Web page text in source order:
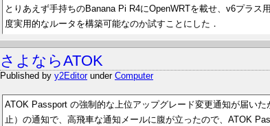
とりあえず手持ちのBanana Pi R4にOpenWRTを載せ、v6プラス
度実用的なルータを構築可能なのか試すことにした．
さよならATOK
Published by y2Editorunder Computer
ATOK Passport の強制的な上位アップグレード変更通知が届い
止）の通知で、高飛車な通知メールに腹が立ったので、ATOK